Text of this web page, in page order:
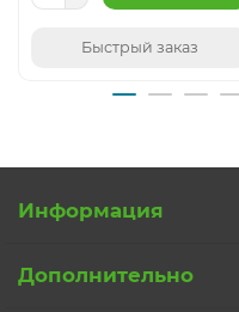
Быстрый заказ
Информация
Дополнительно